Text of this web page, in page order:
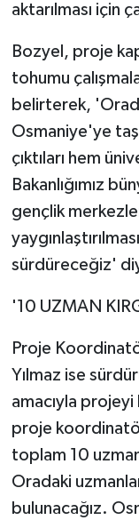
aktarılması için
Bozyel, proje
tohumu
belirterek,
Osmaniye'ye
çıktıları hem
Bakanlığımız
gençlik
sürdüreceğiz'
'10 UZMAN
Proje
Yılmaz ise
amacıyla projeyi
proje
toplam 10
Oradaki
bulunacağız.